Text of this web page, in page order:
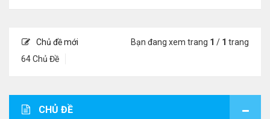
Chủ đề mới
64 Chủ Đề
Bạn đang xem trang 1 / 1 trang
CHỦ ĐỀ